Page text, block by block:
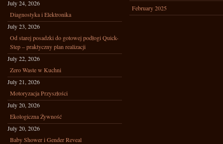
July 24, 2026
Diagnostyka i Elektronika
July 23, 2026
Od starej posadzki do gotowej podłogi Quick-
Step – praktyczny plan realizacji
July 22, 2026
Zero Waste w Kuchni
July 21, 2026
Motoryzacja Przyszłości
July 20, 2026
Ekologiczna Żywność
July 20, 2026
Baby Shower i Gender Reveal
February 2025